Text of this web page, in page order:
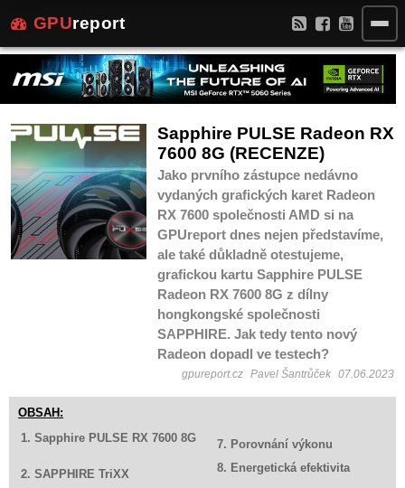
GPUreport
Sapphire PULSE Radeon RX
7600 8G (RECENZE)
Jako prvního zástupce nedávno
vydaných grafických karet Radeon
RX 7600 společnosti AMD si na
GPUreport dnes nejen představíme,
ale také důkladně otestujeme,
grafickou kartu Sapphire PULSE
Radeon RX 7600 8G z dílny
hongkongské společnosti
SAPPHIRE. Jak tedy tento nový
Radeon dopadl ve testech?
gpureport.cz Pavel Šantrůček 07.06.2023
OBSAH:
1. Sapphire PULSE RX 7600 8G
7. Porovnání výkonu
2. SAPPHIRE TriXX 8. Energetická efektivita